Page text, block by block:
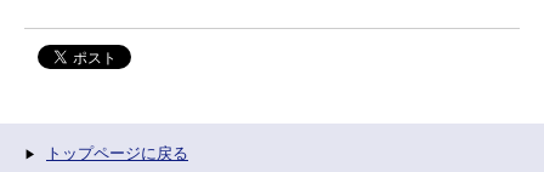
トップページに戻る